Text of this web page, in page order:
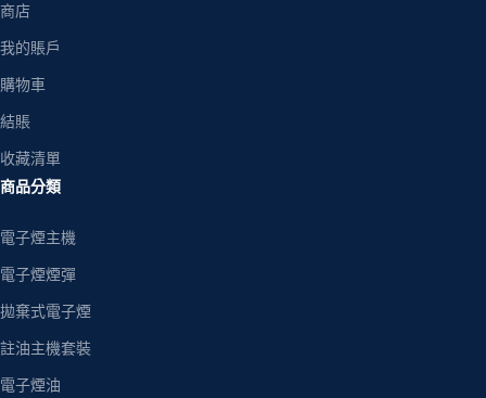
商店
我的賬戶
購物車
結賬
收藏清單
商品分類
電子煙主機
電子煙煙彈
拋棄式電子煙
註油主機套裝
電子煙油